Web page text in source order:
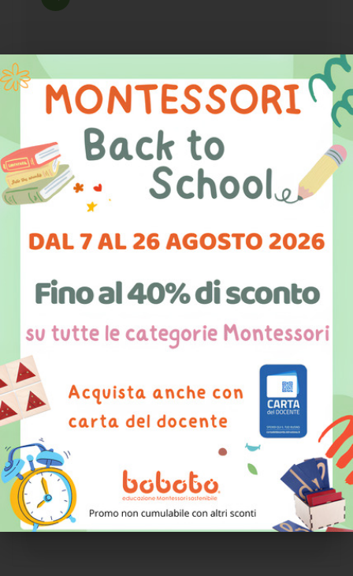
Tutorial #MONTESSORI3D con
l'incastro del planisfero
Boboto presenta il tutorial di utilizzo
dell'incastro del planisfero. Potete trovare tutto il
materiale nel nostro catalogo
#MONTESSORI3D 2017
e acquistarlo scrivendo
una mail a